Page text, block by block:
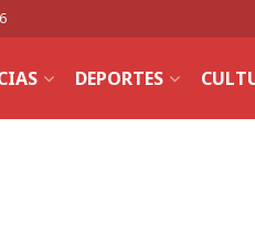
DEPORTES